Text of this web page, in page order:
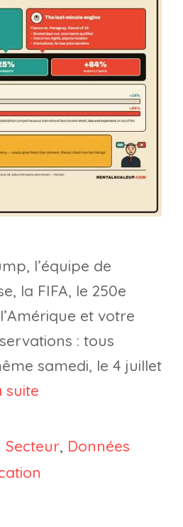
l’équipe de
la FIFA, le 250e
et votre
: tous
samedi, le 4 juillet
suite
Secteur, Données